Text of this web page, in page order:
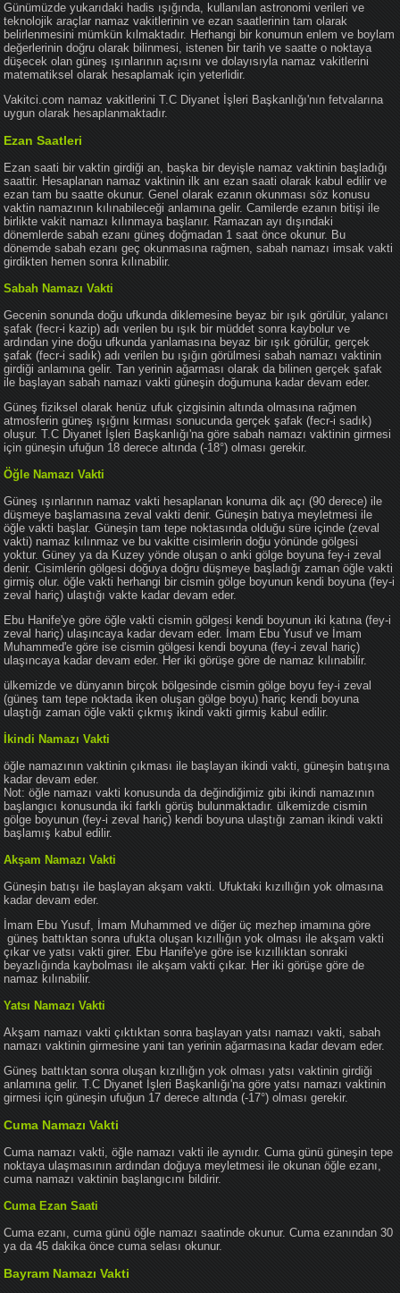
Günümüzde yukarıdaki hadis ışığında, kullanılan astronomi verileri ve
teknolojik araçlar namaz vakitlerinin ve ezan saatlerinin tam olarak
belirlenmesini mümkün kılmaktadır. Herhangi bir konumun enlem ve boylam
değerlerinin doğru olarak bilinmesi, istenen bir tarih ve saatte o noktaya
düşecek olan güneş ışınlarının açısını ve dolayısıyla namaz vakitlerini
matematiksel olarak hesaplamak için yeterlidir.
Vakitci.com namaz vakitlerini T.C Diyanet İşleri Başkanlığı'nın fetvalarına
uygun olarak hesaplanmaktadır.
Ezan Saatleri
Ezan saati bir vaktin girdiği an, başka bir deyişle namaz vaktinin başladığı
saattir. Hesaplanan namaz vaktinin ilk anı ezan saati olarak kabul edilir ve
ezan tam bu saatte okunur. Genel olarak ezanın okunması söz konusu
vaktin namazının kılınabileceği anlamına gelir. Camilerde ezanın bitişi ile
birlikte vakit namazı kılınmaya başlanır. Ramazan ayı dışındaki
dönemlerde sabah ezanı güneş doğmadan 1 saat önce okunur. Bu
dönemde sabah ezanı geç okunmasına rağmen, sabah namazı imsak vakti
girdikten hemen sonra kılınabilir.
Sabah Namazı Vakti
Gecenin sonunda doğu ufkunda diklemesine beyaz bir ışık görülür, yalancı
şafak (fecr-i kazip) adı verilen bu ışık bir müddet sonra kaybolur ve
ardından yine doğu ufkunda yanlamasına beyaz bir ışık görülür, gerçek
şafak (fecr-i sadık) adı verilen bu ışığın görülmesi sabah namazı vaktinin
girdiği anlamına gelir. Tan yerinin ağarması olarak da bilinen gerçek şafak
ile başlayan sabah namazı vakti güneşin doğumuna kadar devam eder.
Güneş fiziksel olarak henüz ufuk çizgisinin altında olmasına rağmen
atmosferin güneş ışığını kırması sonucunda gerçek şafak (fecr-i sadık)
oluşur. T.C Diyanet İşleri Başkanlığı'na göre sabah namazı vaktinin girmesi
için güneşin ufuğun 18 derece altında (-18°) olması gerekir.
Öğle Namazı Vakti
Güneş ışınlarının namaz vakti hesaplanan konuma dik açı (90 derece) ile
düşmeye başlamasına zeval vakti denir. Güneşin batıya meyletmesi ile
öğle vakti başlar. Güneşin tam tepe noktasında olduğu süre içinde (zeval
vakti) namaz kılınmaz ve bu vakitte cisimlerin doğu yönünde gölgesi
yoktur. Güney ya da Kuzey yönde oluşan o anki gölge boyuna fey-i zeval
denir. Cisimlerin gölgesi doğuya doğru düşmeye başladığı zaman öğle vakti
girmiş olur. öğle vakti herhangi bir cismin gölge boyunun kendi boyuna (fey-i
zeval hariç) ulaştığı vakte kadar devam eder.
Ebu Hanife'ye göre öğle vakti cismin gölgesi kendi boyunun iki katına (fey-i
zeval hariç) ulaşıncaya kadar devam eder. İmam Ebu Yusuf ve İmam
Muhammed'e göre ise cismin gölgesi kendi boyuna (fey-i zeval hariç)
ulaşıncaya kadar devam eder. Her iki görüşe göre de namaz kılınabilir.
ülkemizde ve dünyanın birçok bölgesinde cismin gölge boyu fey-i zeval
(güneş tam tepe noktada iken oluşan gölge boyu) hariç kendi boyuna
ulaştığı zaman öğle vakti çıkmış ikindi vakti girmiş kabul edilir.
İkindi Namazı Vakti
öğle namazının vaktinin çıkması ile başlayan ikindi vakti, güneşin batışına
kadar devam eder.
Not: öğle namazı vakti konusunda da değindiğimiz gibi ikindi namazının
başlangıcı konusunda iki farklı görüş bulunmaktadır. ülkemizde cismin
gölge boyunun (fey-i zeval hariç) kendi boyuna ulaştığı zaman ikindi vakti
başlamış kabul edilir.
Akşam Namazı Vakti
Güneşin batışı ile başlayan akşam vakti. Ufuktaki kızıllığın yok olmasına
kadar devam eder.
İmam Ebu Yusuf, İmam Muhammed ve diğer üç mezhep imamına göre
güneş battıktan sonra ufukta oluşan kızıllığın yok olması ile akşam vakti
çıkar ve yatsı vakti girer. Ebu Hanife'ye göre ise kızıllıktan sonraki
beyazlığında kaybolması ile akşam vakti çıkar. Her iki görüşe göre de
namaz kılınabilir.
Yatsı Namazı Vakti
Akşam namazı vakti çıktıktan sonra başlayan yatsı namazı vakti, sabah
namazı vaktinin girmesine yani tan yerinin ağarmasına kadar devam eder.
Güneş battıktan sonra oluşan kızıllığın yok olması yatsı vaktinin girdiği
anlamına gelir. T.C Diyanet İşleri Başkanlığı'na göre yatsı namazı vaktinin
girmesi için güneşin ufuğun 17 derece altında (-17°) olması gerekir.
Cuma Namazı Vakti
Cuma namazı vakti, öğle namazı vakti ile aynıdır. Cuma günü güneşin tepe
noktaya ulaşmasının ardından doğuya meyletmesi ile okunan öğle ezanı,
cuma namazı vaktinin başlangıcını bildirir.
Cuma Ezan Saati
Cuma ezanı, cuma günü öğle namazı saatinde okunur. Cuma ezanından 30
ya da 45 dakika önce cuma selası okunur.
Bayram Namazı Vakti